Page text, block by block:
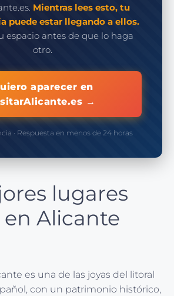
Mientras lees esto, tu
puede estar llegando a ellos.
espacio antes de que lo haga
otro.
aparecer en
→
· Respuesta en menos de 24 horas
lugares
Alicante
es una de las joyas del litoral
con un patrimonio histórico,